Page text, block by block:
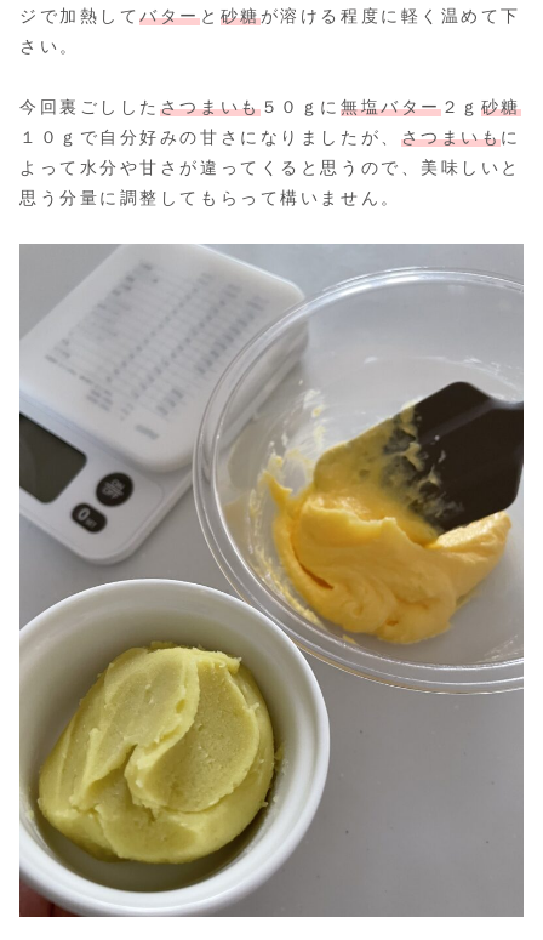
ジで加熱してバターと 砂糖が溶ける程度に軽く温めて下
さい。
今回裏ごしした さつまいも５０ｇに 無塩バター２ｇ 砂糖
１０ｇで自分好みの甘さになりましたが、 さつまいもに
よって水分や甘さが違ってくると思うので、美味しいと
思う分量に調整してもらって構いません。